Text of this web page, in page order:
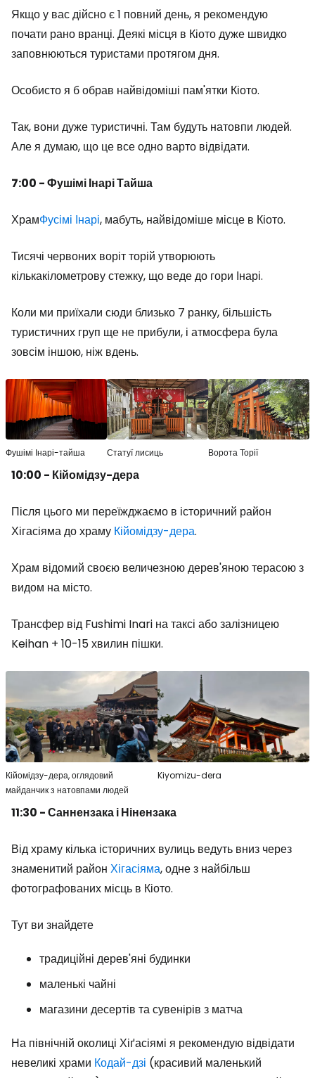
Якщо у вас дійсно є 1 повний день, я рекомендую
почати рано вранці. Деякі місця в Кіото дуже швидко
заповнюються туристами протягом дня.
Особисто я б обрав найвідоміші пам'ятки Кіото.
Так, вони дуже туристичні. Там будуть натовпи людей.
Але я думаю, що це все одно варто відвідати.
7:00 - Фушімі Інарі Тайша
ХрамФусімі Інарі, мабуть, найвідоміше місце в Кіото.
Тисячі червоних воріт торій утворюють
кількакілометрову стежку, що веде до гори Інарі.
Коли ми приїхали сюди близько 7 ранку, більшість
туристичних груп ще не прибули, і атмосфера була
зовсім іншою, ніж вдень.
Фушімі Інарі-тайша Статуї лисиць Ворота Торії
10:00 - Кійомідзу-дера
Після цього ми переїжджаємо в історичний район
Хігасіяма до храму Кійомідзу-дера.
Храм відомий своєю величезною дерев'яною терасою з
видом на місто.
Трансфер від Fushimi Inari на таксі або залізницею
Keihan + 10-15 хвилин пішки.
Кійомідзу-дера, оглядовий
майданчик з натовпами людей
Kiyomizu-dera
11:30 - Саннензака і Нінензака
Від храму кілька історичних вулиць ведуть вниз через
знаменитий район Хігасіяма, одне з найбільш
фотографованих місць в Кіото.
Тут ви знайдете
традиційні дерев'яні будинки
маленькі чайні
магазини десертів та сувенірів з матча
На північній околиці Хіґасіямі я рекомендую відвідати
невеликі храми Кодай-дзі (красивий маленький